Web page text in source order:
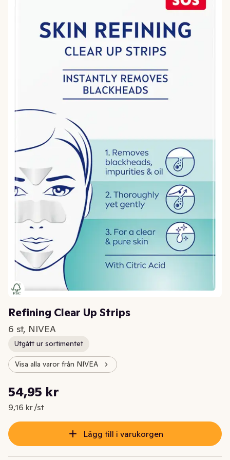
Refining Clear Up Strips
6 st, NIVEA
Utgått ur sortimentet
Visa alla varor från NIVEA
Nuvarande pris är: 54,95 kr
54,95 kr
9,16 kr /st
Styckpris: 9,16 kr /st
Lägg till i varukorgen